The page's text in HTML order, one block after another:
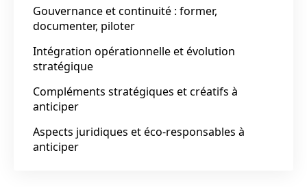
Gouvernance et continuité : former,
documenter, piloter
Intégration opérationnelle et évolution
stratégique
Compléments stratégiques et créatifs à
anticiper
Aspects juridiques et éco-responsables à
anticiper